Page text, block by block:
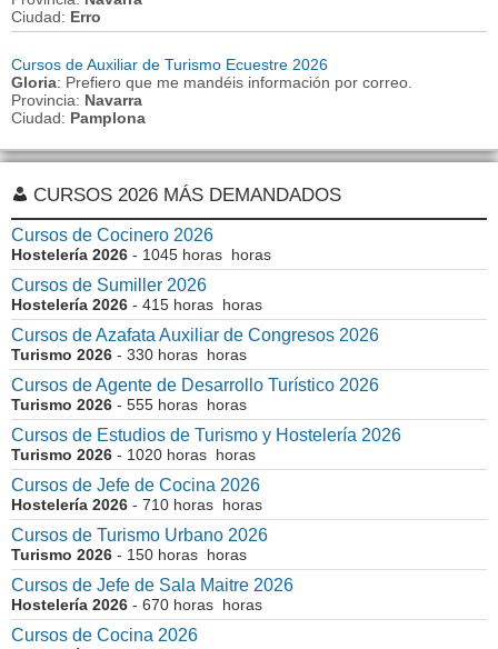
Ciudad: Erro
Cursos de Auxiliar de Turismo Ecuestre 2026
Gloria: Prefiero que me mandéis información por correo.
Provincia: Navarra
Ciudad: Pamplona
CURSOS 2026 MÁS DEMANDADOS
Cursos de Cocinero 2026
Hostelería 2026 - 1045 horas horas
Cursos de Sumiller 2026
Hostelería 2026 - 415 horas horas
Cursos de Azafata Auxiliar de Congresos 2026
Turismo 2026 - 330 horas horas
Cursos de Agente de Desarrollo Turístico 2026
Turismo 2026 - 555 horas horas
Cursos de Estudios de Turismo y Hostelería 2026
Turismo 2026 - 1020 horas horas
Cursos de Jefe de Cocina 2026
Hostelería 2026 - 710 horas horas
Cursos de Turismo Urbano 2026
Turismo 2026 - 150 horas horas
Cursos de Jefe de Sala Maitre 2026
Hostelería 2026 - 670 horas horas
Cursos de Cocina 2026